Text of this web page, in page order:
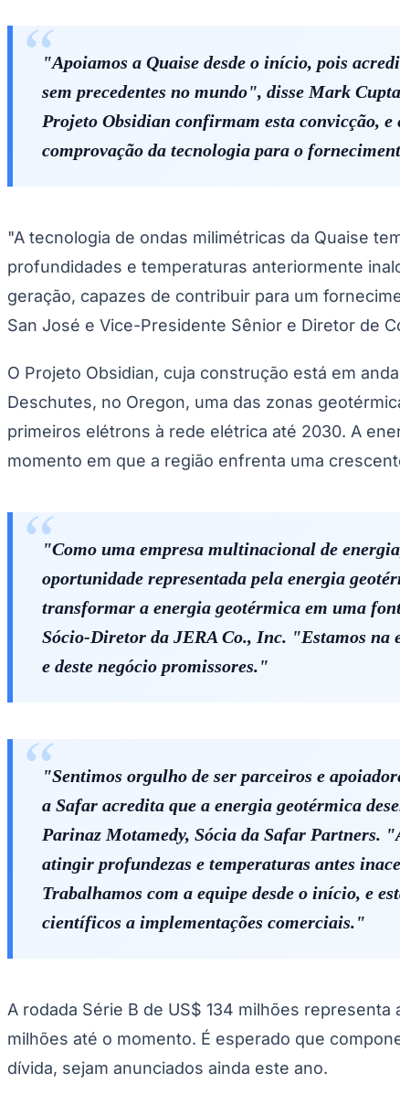
"Apoiamos a Quaise desde o início, pois
sem precedentes no mundo", disse Mark
Projeto Obsidian confirmam esta convicção, e
comprovação da tecnologia para o
"A tecnologia de ondas milimétricas da Quaise
profundidades e temperaturas anteriormente
geração, capazes de contribuir para um
San José e Vice-Presidente Sênior e Diretor de
O Projeto Obsidian, cuja construção está em
Deschutes, no Oregon, uma das zonas
primeiros elétrons à rede elétrica até 2030. A
momento em que a região enfrenta uma
"Como uma empresa multinacional de
oportunidade representada pela energia
transformar a energia geotérmica em uma
Sócio-Diretor da JERA Co., Inc. "Estamos na
e deste negócio promissores."
"Sentimos orgulho de ser parceiros e
a Safar acredita que a energia geotérmica
Parinaz Motamedy, Sócia da Safar Partners.
atingir profundezas e temperaturas antes
Trabalhamos com a equipe desde o início, e
científicos a implementações comerciais."
A rodada Série B de US$ 134 milhões
milhões até o momento. É esperado que
dívida, sejam anunciados ainda este ano.